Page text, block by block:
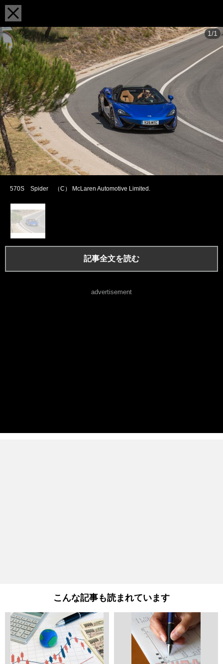
1/1
570S Spider （C） McLaren Automotive Limited.
記事全文を読む
advertisement
こんな記事も読まれています